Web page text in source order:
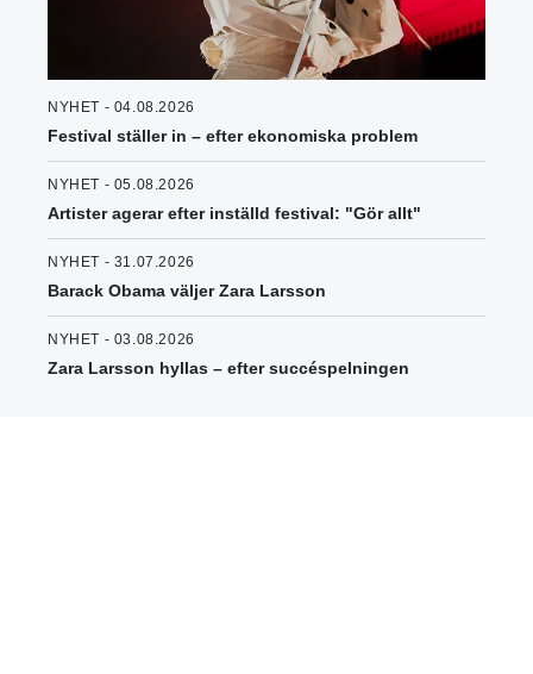
NYHET - 04.08.2026
Festival ställer in – efter ekonomiska problem
NYHET - 05.08.2026
Artister agerar efter inställd festival: "Gör allt"
NYHET - 31.07.2026
Barack Obama väljer Zara Larsson
NYHET - 03.08.2026
Zara Larsson hyllas – efter succéspelningen